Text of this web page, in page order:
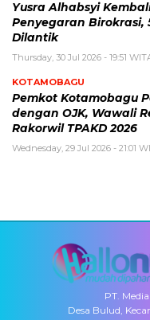
Yusra Alhabsyi
Penyegaran Birokrasi,
Dilantik
Thursday, 30 Jul 2026 - 19:51
KOTAMOBAGU
Pemkot Kotamobagu
dengan OJK, Wawali
Rakorwil TPAKD 2026
Wednesday, 29 Jul 2026 - 21:01
PT.
Desa Bulud,